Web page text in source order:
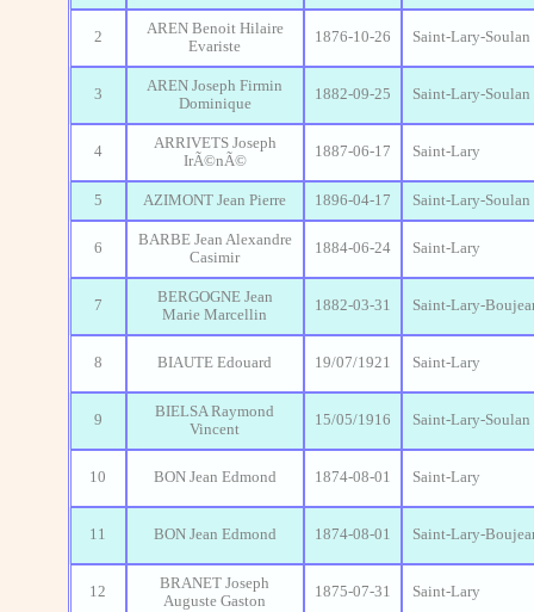
2
AREN Benoit Hilaire
Evariste
1876-10-26 Saint-Lary-Soulan
3
AREN Joseph Firmin
Dominique
1882-09-25 Saint-Lary-Soulan
4
ARRIVETS Joseph
IrÃ©nÃ©
1887-06-17 Saint-Lary
5 AZIMONT Jean Pierre 1896-04-17 Saint-Lary-Soulan
6
BARBE Jean Alexandre
Casimir
1884-06-24 Saint-Lary
7
BERGOGNE Jean
Marie Marcellin
1882-03-31 Saint-Lary-
8 BIAUTE Edouard 19/07/1921 Saint-Lary
9
BIELSA Raymond
Vincent
15/05/1916 Saint-Lary-Soulan
10 BON Jean Edmond 1874-08-01 Saint-Lary
11 BON Jean Edmond 1874-08-01 Saint-Lary-
12
BRANET Joseph
Auguste Gaston
1875-07-31 Saint-Lary